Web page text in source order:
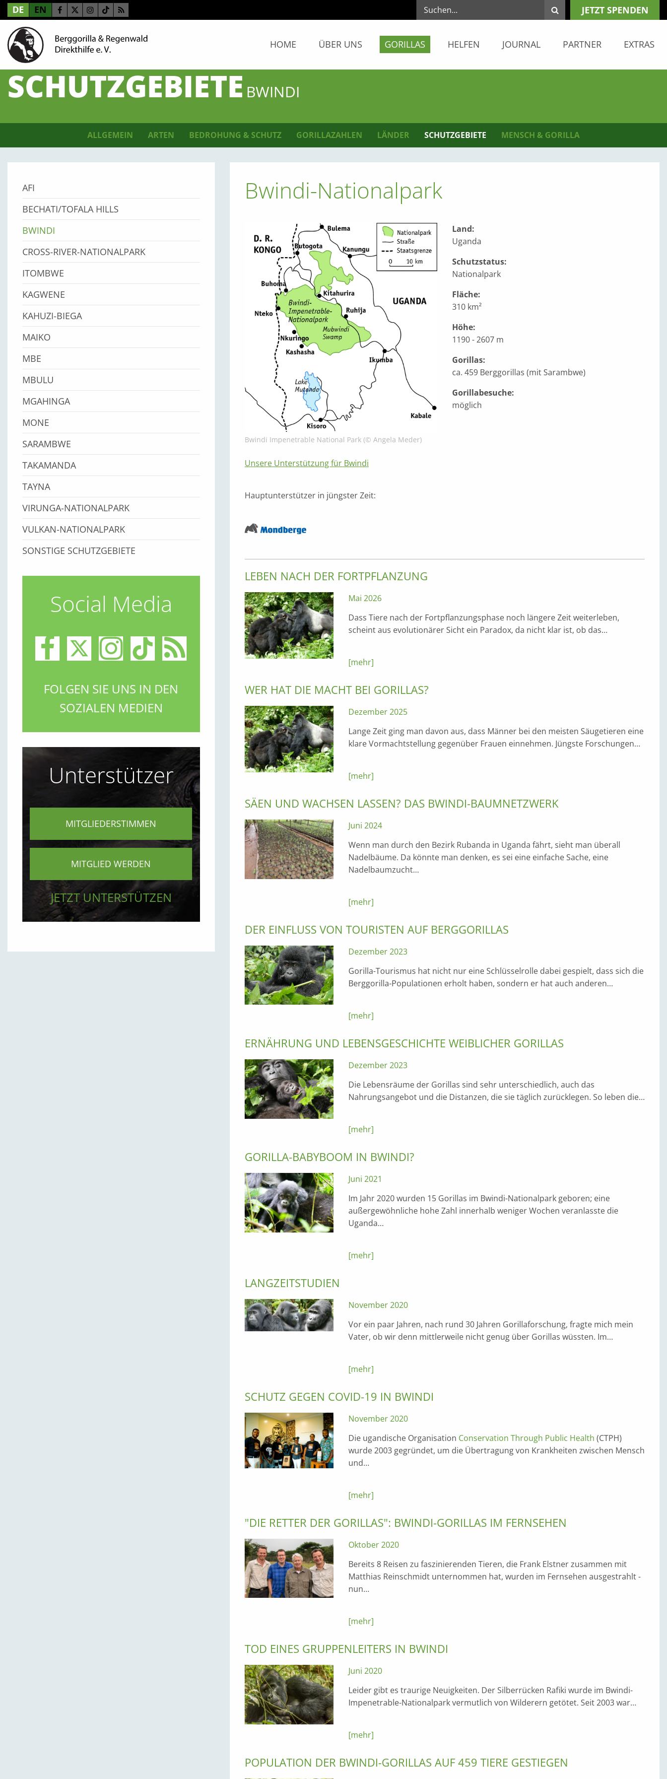
DE EN JETZT SPENDEN
HOME ÜBER UNS GORILLAS HELFEN JOURNAL PARTNER EXTRAS
SCHUTZGEBIETE BWINDI
ALLGEMEIN ARTEN BEDROHUNG & SCHUTZ GORILLAZAHLEN LÄNDER SCHUTZGEBIETE MENSCH & GORILLA
Bwindi-Nationalpark
Bwindi Impenetrable National Park (© Angela Meder)
Unsere Unterstützung für Bwindi
Hauptunterstützer in jüngster Zeit:
Land:
Uganda
Schutzstatus:
Nationalpark
Fläche:
310 km²
Höhe:
1190 - 2607 m
Gorillas:
ca. 459 Berggorillas (mit Sarambwe)
Gorillabesuche:
möglich
LEBEN NACH DER FORTPFLANZUNG
Mai 2026
Dass Tiere nach der Fortpflanzungsphase noch längere Zeit weiterleben,
scheint aus evolutionärer Sicht ein Paradox, da nicht klar ist, ob das…
[mehr]
WER HAT DIE MACHT BEI GORILLAS?
Dezember 2025
Lange Zeit ging man davon aus, dass Männer bei den meisten Säugetieren eine
klare Vormachtstellung gegenüber Frauen einnehmen. Jüngste Forschungen…
[mehr]
SÄEN UND WACHSEN LASSEN? DAS BWINDI-BAUMNETZWERK
Juni 2024
Wenn man durch den Bezirk Rubanda in Uganda fährt, sieht man überall
Nadelbäume. Da könnte man denken, es sei eine einfache Sache, eine
Nadelbaumzucht…
[mehr]
DER EINFLUSS VON TOURISTEN AUF BERGGORILLAS
Dezember 2023
Gorilla-Tourismus hat nicht nur eine Schlüsselrolle dabei gespielt, dass sich die
Berggorilla-Populationen erholt haben, sondern er hat auch anderen…
[mehr]
ERNÄHRUNG UND LEBENSGESCHICHTE WEIBLICHER GORILLAS
Dezember 2023
Die Lebensräume der Gorillas sind sehr unterschiedlich, auch das
Nahrungsangebot und die Distanzen, die sie täglich zurücklegen. So leben die…
[mehr]
GORILLA-BABYBOOM IN BWINDI?
Juni 2021
Im Jahr 2020 wurden 15 Gorillas im Bwindi-Nationalpark geboren; eine
außergewöhnliche hohe Zahl innerhalb weniger Wochen veranlasste die
Uganda…
[mehr]
LANGZEITSTUDIEN
November 2020
Vor ein paar Jahren, nach rund 30 Jahren Gorillaforschung, fragte mich mein
Vater, ob wir denn mittlerweile nicht genug über Gorillas wüssten. Im…
[mehr]
SCHUTZ GEGEN COVID-19 IN BWINDI
November 2020
Die ugandische Organisation Conservation Through Public Health (CTPH)
wurde 2003 gegründet, um die Übertragung von Krankheiten zwischen Mensch
und…
[mehr]
"DIE RETTER DER GORILLAS": BWINDI-GORILLAS IM FERNSEHEN
Oktober 2020
Bereits 8 Reisen zu faszinierenden Tieren, die Frank Elstner zusammen mit
Matthias Reinschmidt unternommen hat, wurden im Fernsehen ausgestrahlt -
nun…
[mehr]
TOD EINES GRUPPENLEITERS IN BWINDI
Juni 2020
Leider gibt es traurige Neuigkeiten. Der Silberrücken Rafiki wurde im Bwindi-
Impenetrable-Nationalpark vermutlich von Wilderern getötet. Seit 2003 war…
[mehr]
POPULATION DER BWINDI-GORILLAS AUF 459 TIERE GESTIEGEN
AFI
BECHATI/TOFALA HILLS
BWINDI
CROSS-RIVER-NATIONALPARK
ITOMBWE
KAGWENE
KAHUZI-BIEGA
MAIKO
MBE
MBULU
MGAHINGA
MONE
SARAMBWE
TAKAMANDA
TAYNA
VIRUNGA-NATIONALPARK
VULKAN-NATIONALPARK
SONSTIGE SCHUTZGEBIETE
Social Media
FOLGEN SIE UNS IN DEN
SOZIALEN MEDIEN
Unterstützer
MITGLIEDERSTIMMEN
MITGLIED WERDEN
JETZT UNTERSTÜTZEN